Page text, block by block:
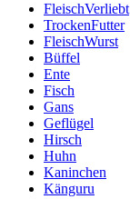
FleischVerliebt
TrockenFutter
FleischWurst
Büffel
Ente
Fisch
Gans
Geflügel
Hirsch
Huhn
Kaninchen
Känguru